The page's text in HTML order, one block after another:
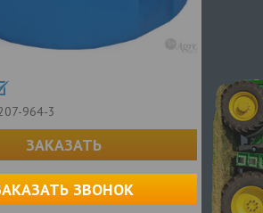
964-3
ЗАКАЗАТЬ
ЗВОНОК